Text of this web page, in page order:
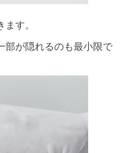
す。
部が隠れるのも最小限で